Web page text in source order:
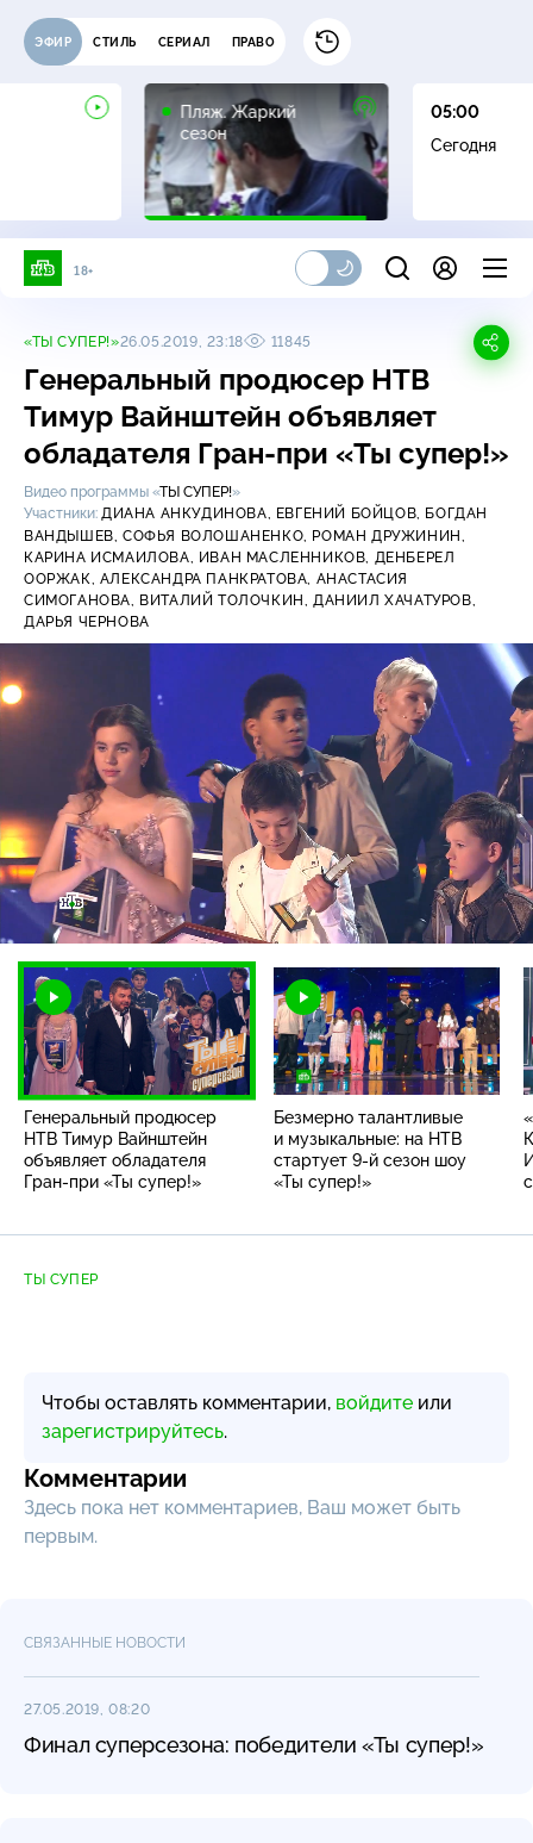
ЭФИР СТИЛЬ СЕРИАЛ ПРАВО
Пляж. Жаркий
сезон
16+
05:00
Сегодня
18+
«ТЫ СУПЕР!»26.05.2019, 23:18 11845
Генеральный продюсер НТВ
Тимур Вайнштейн объявляет
обладателя Гран-при «Ты супер!»
Видео программы «ТЫ СУПЕР!»
Участники: ДИАНА АНКУДИНОВА, ЕВГЕНИЙ БОЙЦОВ, БОГДАН
ВАНДЫШЕВ, СОФЬЯ ВОЛОШАНЕНКО, РОМАН ДРУЖИНИН,
КАРИНА ИСМАИЛОВА, ИВАН МАСЛЕННИКОВ, ДЕНБЕРЕЛ
ООРЖАК, АЛЕКСАНДРА ПАНКРАТОВА, АНАСТАСИЯ
СИМОГАНОВА, ВИТАЛИЙ ТОЛОЧКИН,ДАНИИЛ ХАЧАТУРОВ,
ДАРЬЯ ЧЕРНОВА
/
Загрузка:
9.92%
Генеральный продюсер
НТВ Тимур Вайнштейн
объявляет обладателя
Гран-при «Ты супер!»
Безмерно талантливые
и музыкальные: на НТВ
стартует 9-й сезон шоу
«Ты супер!»
ТЫ СУПЕР
Чтобы оставлять комментарии, войдите или
зарегистрируйтесь.
Комментарии
Здесь пока нет комментариев, Ваш может быть
первым.
СВЯЗАННЫЕ НОВОСТИ
27.05.2019, 08:20
Финал суперсезона: победители «Ты супер!»